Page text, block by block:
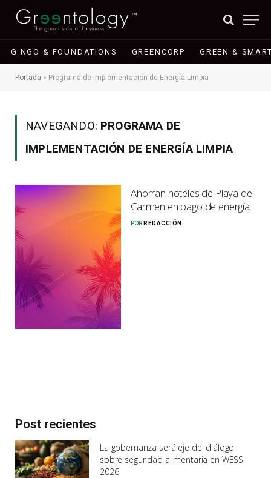
G NGO & FOUNDATIONS GREENCORP GREEN &
Portada » Programa de Implementación de Energía Limpia
NAVEGANDO: PROGRAMA DE
IMPLEMENTACIÓN DE ENERGÍA LIMPIA
Ahorran hoteles de Playa del
Carmen en pago de energía
POR REDACCIÓN
Post recientes
La gobernanza será eje del diálogo
sobre seguridad alimentaria en WESS
2026